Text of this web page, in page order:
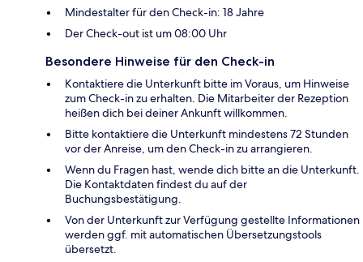
Mindestalter für den Check-in: 18 Jahre
Der Check-out ist um 08:00 Uhr
Besondere Hinweise für den Check-in
Kontaktiere die Unterkunft bitte im Voraus, um Hinweise
zum Check-in zu erhalten. Die Mitarbeiter der Rezeption
heißen dich bei deiner Ankunft willkommen.
Bitte kontaktiere die Unterkunft mindestens 72 Stunden
vor der Anreise, um den Check-in zu arrangieren.
Wenn du Fragen hast, wende dich bitte an die Unterkunft.
Die Kontaktdaten findest du auf der
Buchungsbestätigung.
Von der Unterkunft zur Verfügung gestellte Informationen
werden ggf. mit automatischen Übersetzungstools
übersetzt.